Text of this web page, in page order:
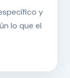
y
lo que el